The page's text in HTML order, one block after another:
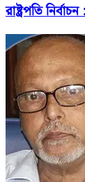
রাষ্ট্রপতি